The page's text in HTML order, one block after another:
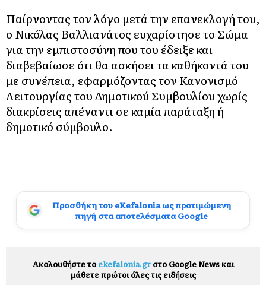
Παίρνοντας τον λόγο μετά την επανεκλογή του,
ο Νικόλας Βαλλιανάτος ευχαρίστησε το Σώμα
για την εμπιστοσύνη που του έδειξε και
διαβεβαίωσε ότι θα ασκήσει τα καθήκοντά του
με συνέπεια, εφαρμόζοντας τον Κανονισμό
Λειτουργίας του Δημοτικού Συμβουλίου χωρίς
διακρίσεις απέναντι σε καμία παράταξη ή
δημοτικό σύμβουλο.
Προσθήκη του eKefalonia ως προτιμώμενη
πηγή στα αποτελέσματα Google
Ακολουθήστε το ekefalonia.grστο Google News και
μάθετε πρώτοι όλες τις ειδήσεις